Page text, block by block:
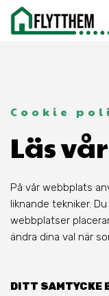
Cookie
Läs
På vår webbplats
liknande tekniker.
webbplatser
ändra dina val när
DITT SAMTYCKE